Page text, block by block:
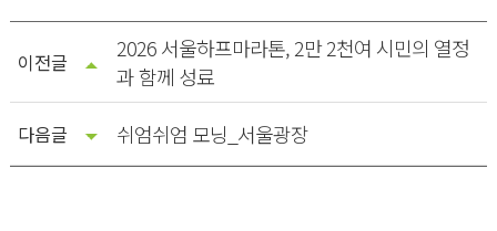
이전글
2026 서울하프마라톤, 2만 2천여 시민의 열정
과 함께 성료
다음글 쉬엄쉬엄 모닝_서울광장